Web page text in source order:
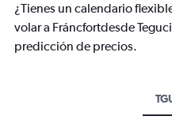
¿Tienes un calendario
volar a Fráncfortdesde
predicción de precios.